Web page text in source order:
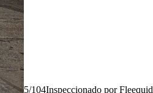
5/104Inspeccionado por Fleequid